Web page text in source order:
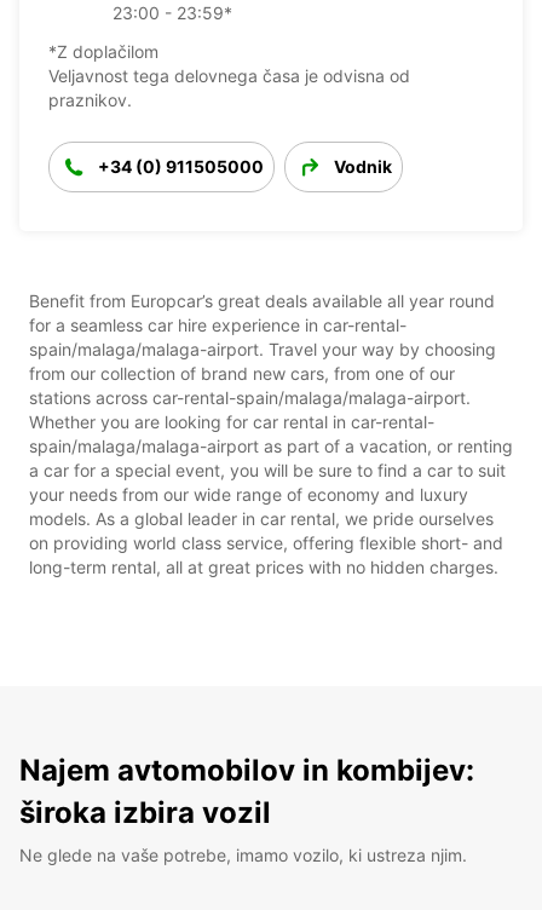
23:00 - 23:59*
*Z doplačilom
Veljavnost tega delovnega časa je odvisna od
praznikov.
+34 (0) 911505000 Vodnik
Benefit from Europcar’s great deals available all year round
for a seamless car hire experience in car-rental-
spain/malaga/malaga-airport. Travel your way by choosing
from our collection of brand new cars, from one of our
stations across car-rental-spain/malaga/malaga-airport.
Whether you are looking for car rental in car-rental-
spain/malaga/malaga-airport as part of a vacation, or renting
a car for a special event, you will be sure to find a car to suit
your needs from our wide range of economy and luxury
models. As a global leader in car rental, we pride ourselves
on providing world class service, offering flexible short- and
long-term rental, all at great prices with no hidden charges.
Najem avtomobilov in kombijev:
široka izbira vozil
Ne glede na vaše potrebe, imamo vozilo, ki ustreza njim.